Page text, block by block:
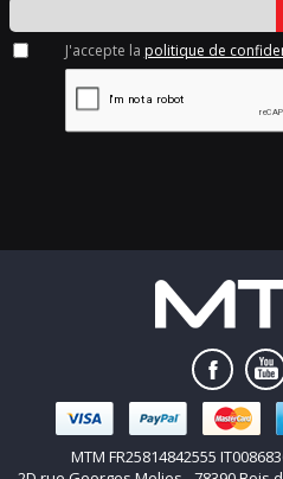
J'accepte la politique de
MTM FR25814842555